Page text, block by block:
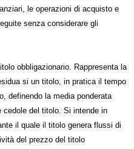
le operazioni di acquisto e
senza considerare gli
obbligazionario. Rappresenta la
si un titolo, in pratica il tempo
definendo la media ponderata
del titolo. Si intende in
il quale il titolo genera flussi di
del prezzo del titolo